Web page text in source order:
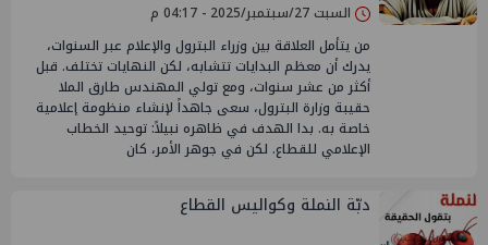
السبت 27/سبتمبر/2025 - 04:17 م
من يتأمل العلاقة بين وزراء البترول والإعلام عبر السنوات،
يدرك أن معظم البدايات تتشابه، لكن النهايات تختلف. قبل
أكثر من عشر سنوات، ومع تولي المهندس طارق الملا
حقيبة وزارة البترول، سعى جاهداً لإنشاء منظومة إعلامية
خاصة به. بدا الهدف في ظاهره نبيلاً: توحيد الخطاب
الإعلامي للقطاع. لكن في جوهر الأمر، كان
دبّة النملة وكواليس القطاع